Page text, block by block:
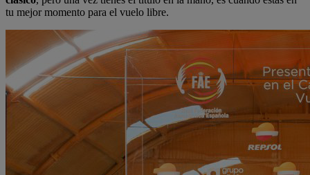
tu mejor momento para el vuelo libre.